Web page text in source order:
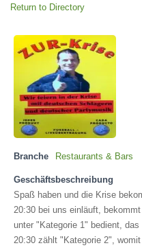
Return to Directory
Branche Restaurants & Bars
Geschäftsbeschreibung
Spaß haben und die Krise
20:30 bei uns einläuft,
unter "Kategorie 1" bedient,
20:30 zählt "Kategorie 2",